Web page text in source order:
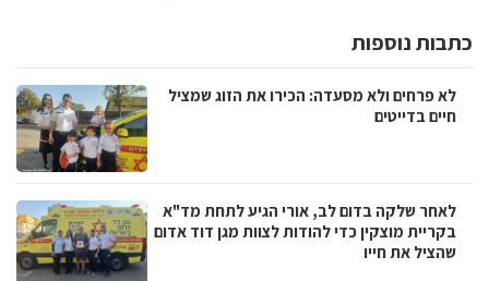
כתבות נוספות
לא פרחים ולא מסעדה: הכירו את הזוג שמציל
חיים בדייטים
לאחר שלקה בדום לב, אורי הגיע לתחת מד"א
בקריית מוצקין כדי להודות לצוות מגן דוד אדום
שהציל את חייו